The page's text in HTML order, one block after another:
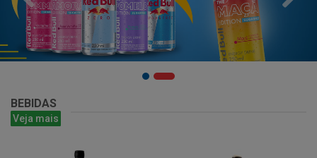
BEBIDAS
Veja mais